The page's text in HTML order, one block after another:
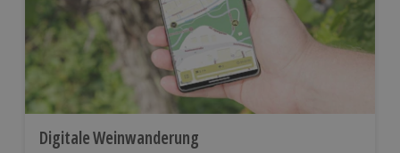
Digitale Weinwanderung